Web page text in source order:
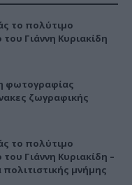
το πολύτιμο
Γιάννη Κυριακίδη
φωτογραφίας
ζωγραφικής
το πολύτιμο
Γιάννη Κυριακίδη –
μνήμης